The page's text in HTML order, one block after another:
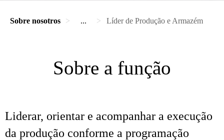
Sobre nosotros ... Líder de Produção e Armazém
Sobre a função
Liderar, orientar e acompanhar a execução
da produção conforme a programação